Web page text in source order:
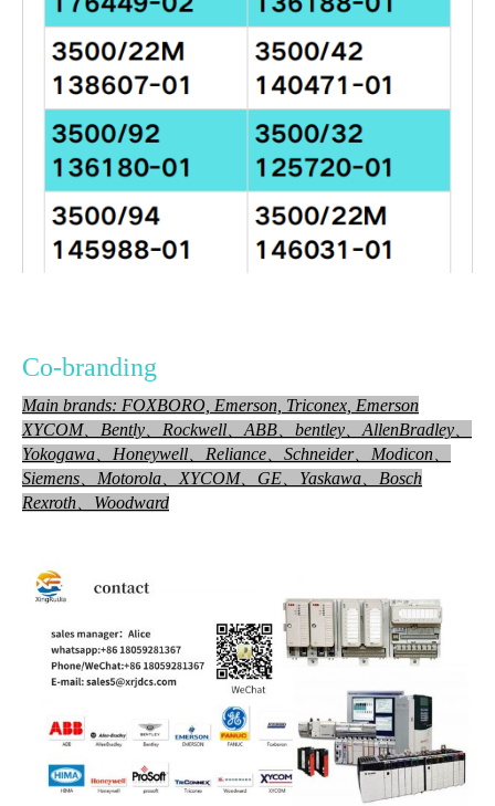
Co-branding
Main brands: FOXBORO, Emerson, Triconex, Emerson
XYCOM、Bently、Rockwell、ABB、bentley、AllenBradley、
Yokogawa、Honeywell、 Reliance、Schneider、Modicon、
Siemens、Motorola、XYCOM、GE、Yaskawa、Bosch
Rexroth、Woodward